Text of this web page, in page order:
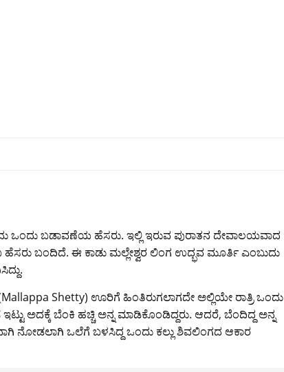
ಒಂದು ಬಡಾವಣೆಯ ಹೆಸರು. ಇಲ್ಲಿ ಇರುವ ಪುರಾತನ ದೇವಾಲಯವಾದ
ಹೆಸರು ಬಂದಿದೆ. ಈ ಕಾಡು ಮಲ್ಲೇಶ್ವರ ಲಿಂಗ ಉದ್ಭವ ಮೂರ್ತಿ ಎಂಬುದು
Shetty) ಊರಿಗೆ ಹಿಂತಿರುಗಲಾಗದೇ ಅಲ್ಲಿಯೇ ರಾತ್ರಿ ಒಂದು
ಅದಕ್ಕೆ ಬೆಂಕಿ ಹಚ್ಚಿ ಅನ್ನ ಮಾಡಿಕೊಂಡಿದ್ದರು. ಆದರೆ, ಬೆಂದಿದ್ದ ಅನ್ನ
ನೋಡಲಾಗಿ ಒಲೆಗೆ ಬಳಸಿದ್ದ ಒಂದು ಕಲ್ಲು ಶಿವಲಿಂಗದ ಆಕಾರ